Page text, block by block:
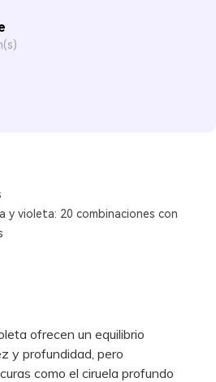
y violeta: 20 combinaciones con
ofrecen un equilibrio
y profundidad, pero
como el ciruela profundo